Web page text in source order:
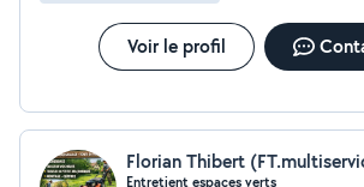
Voir le profil
Florian Thibert
Entretient espaces verts